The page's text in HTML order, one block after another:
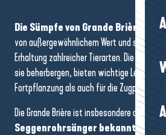
Die Sümpfe von Grande Brière und
von außergewöhnlichem Wert und spielen
Erhaltung zahlreicher Tierarten. Die
sie beherbergen, bieten wichtige
Fortpflanzung als auch für die Zugphasen
Die Grande Brière ist insbesondere als
Seggenrohrsänger bekannt, der in